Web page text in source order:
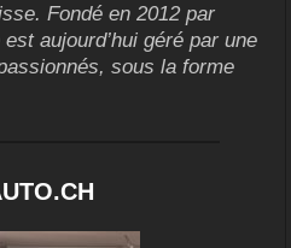
Fondé en 2012 par
aujourd’hui géré par une
sous la forme